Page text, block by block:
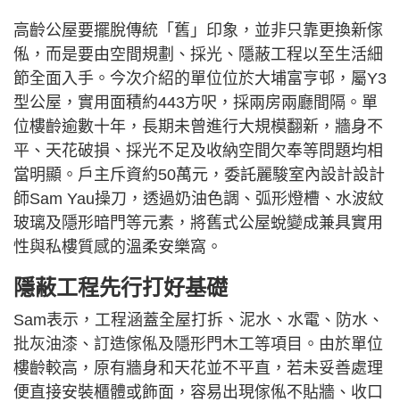
高齡公屋要擺脫傳統「舊」印象，並非只靠更換新傢
俬，而是要由空間規劃、採光、隱蔽工程以至生活細
節全面入手。今次介紹的單位位於大埔富亨邨，屬Y3
型公屋，實用面積約443方呎，採兩房兩廳間隔。單
位樓齡逾數十年，長期未曾進行大規模翻新，牆身不
平、天花破損、採光不足及收納空間欠奉等問題均相
當明顯。戶主斥資約50萬元，委託麗駿室內設計設計
師Sam Yau操刀，透過奶油色調、弧形燈槽、水波紋
玻璃及隱形暗門等元素，將舊式公屋蛻變成兼具實用
性與私樓質感的溫柔安樂窩。
隱蔽工程先行打好基礎
Sam表示，工程涵蓋全屋打拆、泥水、水電、防水、
批灰油漆、訂造傢俬及隱形門木工等項目。由於單位
樓齡較高，原有牆身和天花並不平直，若未妥善處理
便直接安裝櫃體或飾面，容易出現傢俬不貼牆、收口